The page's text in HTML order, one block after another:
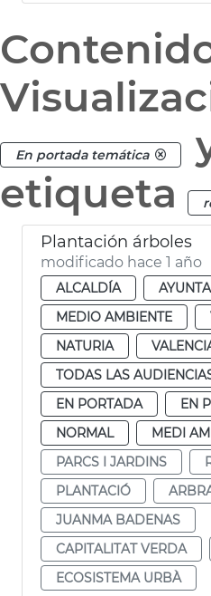
En portada temática
etiqueta
Plantación árboles
modificado hace 1 año
ALCALDÍA
MEDIO AMBIENTE
NATURIA
TODAS LAS
EN PORTADA
EN
NORMAL
MEDI
PARCS I JARDINS
PLANTACIÓ
JUANMA BADENAS
CAPITALITAT VERDA
ECOSISTEMA URBÀ